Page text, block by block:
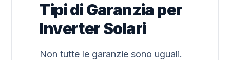
Tipi di Garanzia per
Inverter Solari
Non tutte le garanzie sono uguali.